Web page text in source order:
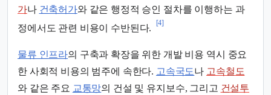
가나 건축허가와 같은 행정적 승인 절차를 이행하는 과
정에서도 관련 비용이 수반된다.
[4]
물류 인프라의 구축과 확장을 위한 개발 비용 역시 중요
한 사회적 비용의 범주에 속한다. 고속국도나 고속철도
와 같은 주요 교통망의 건설 및 유지보수, 그리고 건설투